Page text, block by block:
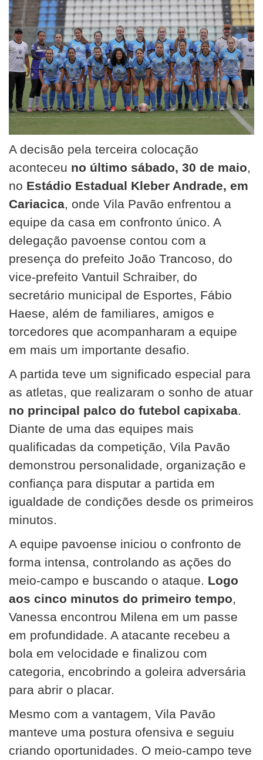
A decisão pela terceira colocação
aconteceu no último sábado, 30 de maio,
no Estádio Estadual Kleber Andrade, em
Cariacica, onde Vila Pavão enfrentou a
equipe da casa em confronto único. A
delegação pavoense contou com a
presença do prefeito João Trancoso, do
vice-prefeito Vantuil Schraiber, do
secretário municipal de Esportes, Fábio
Haese, além de familiares, amigos e
torcedores que acompanharam a equipe
em mais um importante desafio.
A partida teve um significado especial para
as atletas, que realizaram o sonho de atuar
no principal palco do futebol capixaba.
Diante de uma das equipes mais
qualificadas da competição, Vila Pavão
demonstrou personalidade, organização e
confiança para disputar a partida em
igualdade de condições desde os primeiros
minutos.
A equipe pavoense iniciou o confronto de
forma intensa, controlando as ações do
meio-campo e buscando o ataque. Logo
aos cinco minutos do primeiro tempo,
Vanessa encontrou Milena em um passe
em profundidade. A atacante recebeu a
bola em velocidade e finalizou com
categoria, encobrindo a goleira adversária
para abrir o placar.
Mesmo com a vantagem, Vila Pavão
manteve uma postura ofensiva e seguiu
criando oportunidades. O meio-campo teve